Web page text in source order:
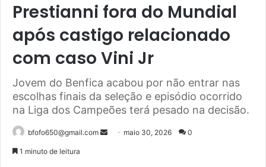
Prestianni fora do Mundial
após castigo relacionado
com caso Vini Jr
Jovem do Benfica acabou por não entrar nas
escolhas finais da seleção e episódio ocorrido
na Liga dos Campeões terá pesado na decisão.
bfofo650@gmail.com
Mandemaio 30, 2026 0
1 minuto de leitura